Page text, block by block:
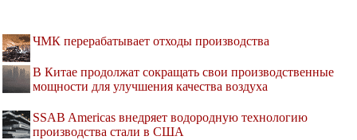
ЧМК перерабатывает отходы производства
В Китае продолжат сокращать свои производственные
мощности для улучшения качества воздуха
SSAB Americas внедряет водородную технологию
производства стали в США